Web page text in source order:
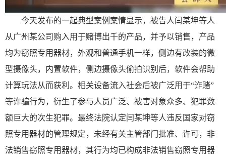
今天发布的一起典型案例案情显示，被告人闫某坤等人
从广州某公司购入用于赌博出千的产品，并予以销售，产品
均为窃照专用器材，外观和普通手机一样，侧边有改装的微
型摄像头，内置软件，侧边摄像头偷拍识别后，软件会帮助
计算玩法从而获利。相关设备流入社会后被广泛用于“诈赌”
等诈骗行为，衍生了参与人员广泛、被害对象众多、犯罪数
额巨大的次生犯罪。最终法院认定闫某坤等人违反国家对窃
照专用器材的管理规定，未经有关主管部门批准、许可，非
法销售窃照专用器材，其行为均已构成非法销售窃照专用器